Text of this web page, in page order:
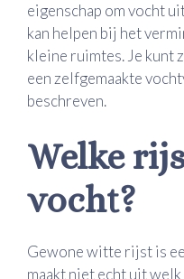
eigenschap om vocht
kan helpen bij het
kleine ruimtes. Je kunt
een zelfgemaakte
beschreven.
Welke
vocht?
Gewone witte rijst is
maakt niet echt uit